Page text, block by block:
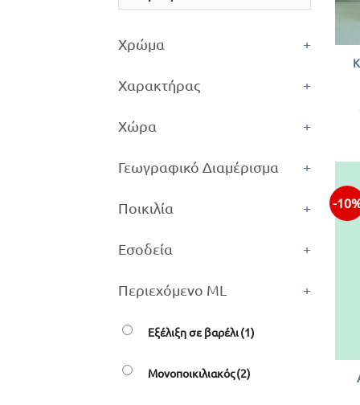
Χρώμα +
Χαρακτήρας +
Χώρα +
Γεωγραφικό Διαμέρισμα +
Ποικιλία +
Εσοδεία +
Περιεχόμενο ML +
Εξέλιξη σε βαρέλι(1)
Μονοποικιλιακός(2)
-